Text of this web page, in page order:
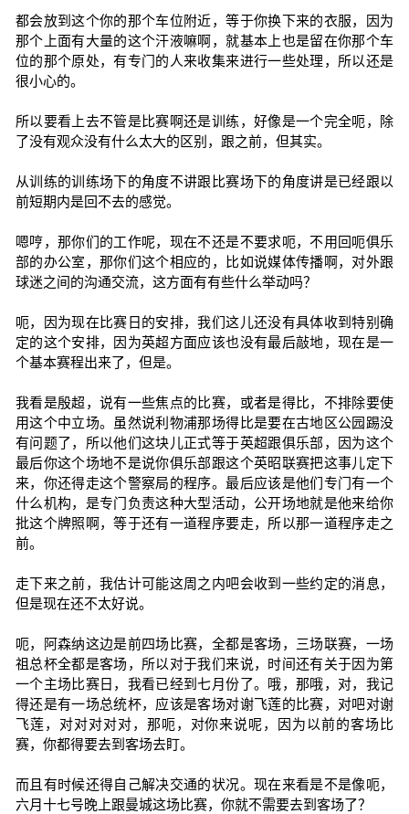
都会放到这个你的那个车位附近，等于你换下来的衣服，因为
那个上面有大量的这个汗液嘛啊，就基本上也是留在你那个车
位的那个原处，有专门的人来收集来进行一些处理，所以还是
很小心的。
所以要看上去不管是比赛啊还是训练，好像是一个完全呃，除
了没有观众没有什么太大的区别，跟之前，但其实。
从训练的训练场下的角度不讲跟比赛场下的角度讲是已经跟以
前短期内是回不去的感觉。
嗯哼，那你们的工作呢，现在不还是不要求呃，不用回呃俱乐
部的办公室，那你们这个相应的，比如说媒体传播啊，对外跟
球迷之间的沟通交流，这方面有有些什么举动吗？
呃，因为现在比赛日的安排，我们这儿还没有具体收到特别确
定的这个安排，因为英超方面应该也没有最后敲地，现在是一
个基本赛程出来了，但是。
我看是殷超，说有一些焦点的比赛，或者是得比，不排除要使
用这个中立场。虽然说利物浦那场得比是要在古地区公园踢没
有问题了，所以他们这块儿正式等于英超跟俱乐部，因为这个
最后你这个场地不是说你俱乐部跟这个英昭联赛把这事儿定下
来，你还得走这个警察局的程序。最后应该是他们专门有一个
什么机构，是专门负责这种大型活动，公开场地就是他来给你
批这个牌照啊，等于还有一道程序要走，所以那一道程序走之
前。
走下来之前，我估计可能这周之内吧会收到一些约定的消息，
但是现在还不太好说。
呃，阿森纳这边是前四场比赛，全都是客场，三场联赛，一场
祖总杯全都是客场，所以对于我们来说，时间还有关于因为第
一个主场比赛日，我看已经到七月份了。哦，那哦，对，我记
得还是有一场总统杯，应该是客场对谢飞莲的比赛，对吧对谢
飞莲，对对对对对，那呃，对你来说呢，因为以前的客场比
赛，你都得要去到客场去盯。
而且有时候还得自己解决交通的状况。现在来看是不是像呃，
六月十七号晚上跟曼城这场比赛，你就不需要去到客场了？